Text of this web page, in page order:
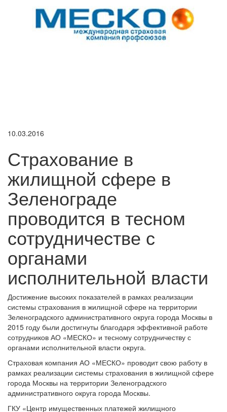
10.03.2016
Страхование в
жилищной сфере в
Зеленограде
проводится в тесном
сотрудничестве с
органами
исполнительной власти
Достижение высоких показателей в рамках реализации
системы страхования в жилищной сфере на территории
Зеленоградского административного округа города Москвы в
2015 году были достигнуты благодаря эффективной работе
сотрудников АО «МЕСКО» и тесному сотрудничеству с
органами исполнительной власти округа.
Страховая компания АО «МЕСКО» проводит свою работу в
рамках реализации системы страхования в жилищной сфере
города Москвы на территории Зеленоградского
административного округа города Москвы.
ГКУ «Центр имущественных платежей жилищного